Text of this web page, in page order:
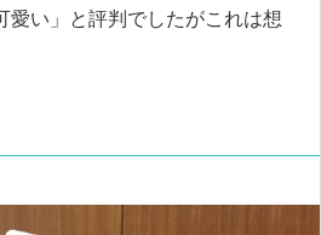
愛い」と評判でしたがこれは想